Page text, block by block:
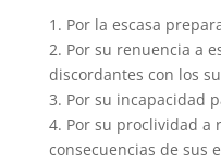
1. Por la escasa
2. Por su renuencia a
discordantes con los
3. Por su incapacidad
4. Por su proclividad a
consecuencias de sus